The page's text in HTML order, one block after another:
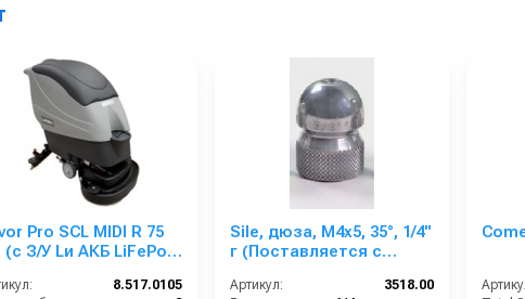
Pro SCL MIDI R 75
(с З/У Lи АКБ LiFePo4
8.517.0105
Sile, дюза, M4x5, 35°, 1/4''
г (Поставляется с
вставкой для передней
Артикул:
3518.00